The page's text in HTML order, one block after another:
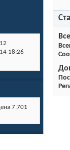
18:26
7,701